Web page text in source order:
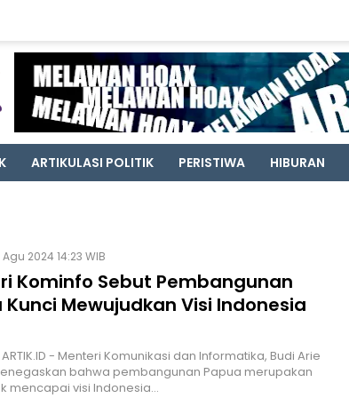
ARTIKULASI POLITIK PERISTIWA HIBURAN
2024 14:23 WIB
Kominfo Sebut Pembangunan
Kunci Mewujudkan Visi Indonesia
ARTIK.ID - Menteri Komunikasi dan Informatika, Budi Arie
bahwa pembangunan Papua merupakan
mencapai visi Indonesia…